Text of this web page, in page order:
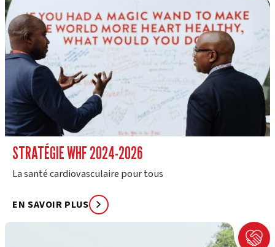
STRATÉGIE WHF 2024-2026
La santé cardiovasculaire pour tous
EN SAVOIR PLUS